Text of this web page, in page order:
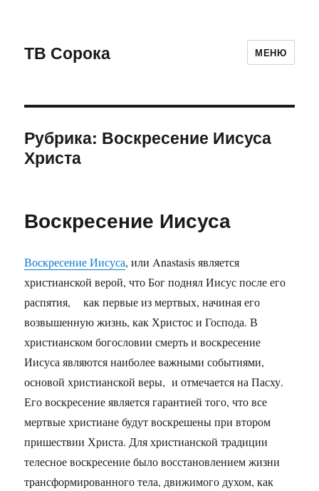
ТВ Сорока МЕНЮ
Рубрика: Воскресение Иисуса
Христа
Воскресение Иисуса
Воскресение Иисуса, или Anastasis является
христианской верой, что Бог поднял Иисус после его
распятия, как первые из мертвых, начиная его
возвышенную жизнь, как Христос и Господа. В
христианском богословии смерть и воскресение
Иисуса являются наиболее важными событиями,
основой христианской веры, и отмечается на Пасху.
Его воскресение является гарантией того, что все
мертвые христиане будут воскрешены при втором
пришествии Христа. Для христианской традиции
телесное воскресение было восстановлением жизни
трансформированного тела, движимого духом, как